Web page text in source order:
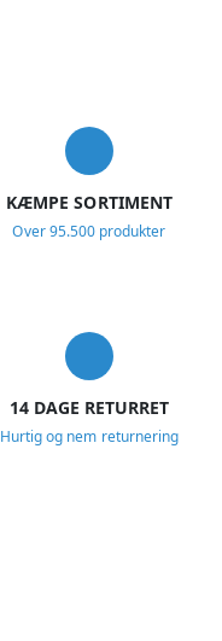
KÆMPE SORTIMENT
Over 95.500 produkter
14 DAGE RETURRET
Hurtig og nem returnering